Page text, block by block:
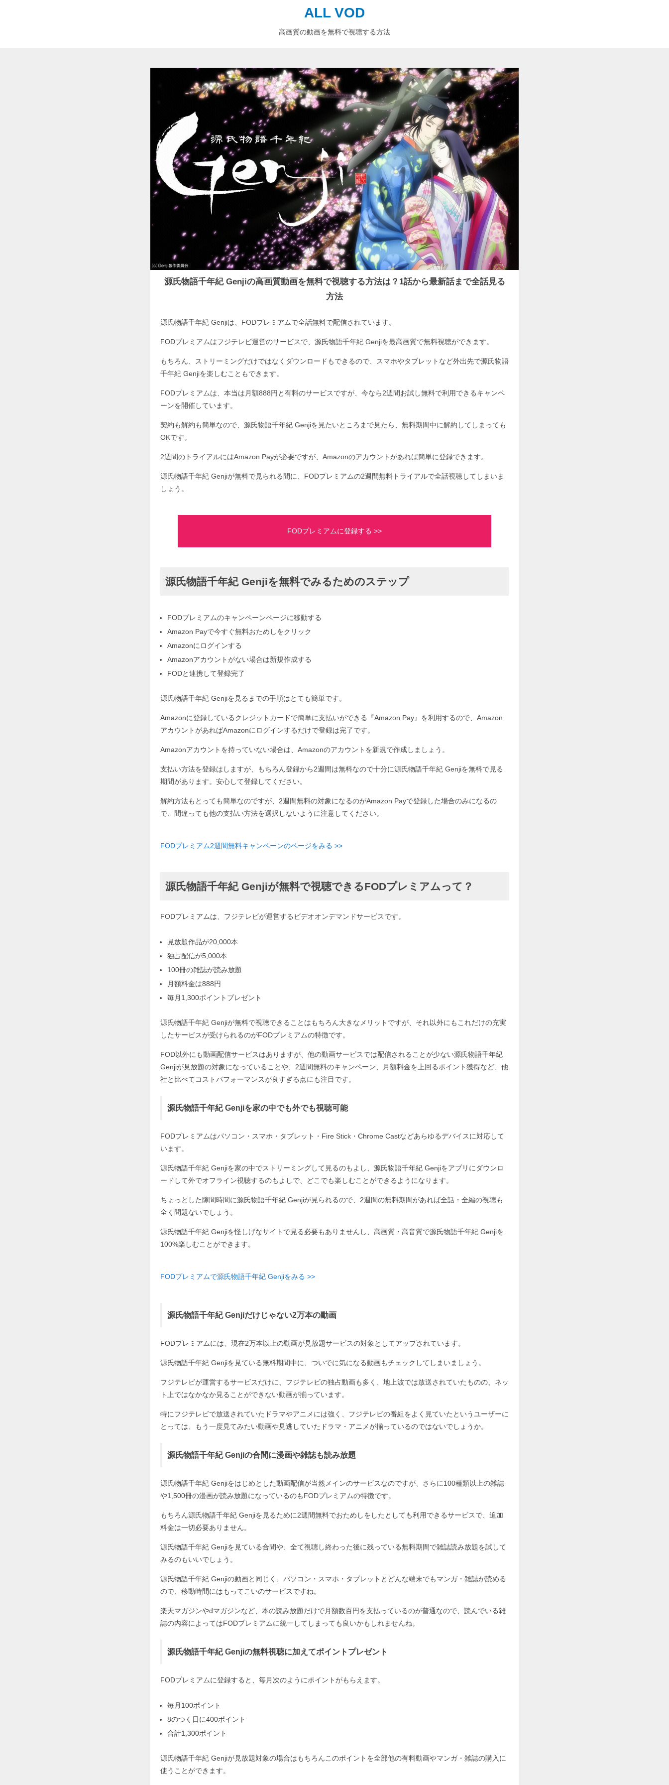
ALL VOD
高画質の動画を無料で視聴する方法
源氏物語千年紀 Genjiの高画質動画を無料で視聴する方法は？1話から最新話まで全話見る
方法
源氏物語千年紀 Genjiは、FODプレミアムで全話無料で配信されています。
FODプレミアムはフジテレビ運営のサービスで、源氏物語千年紀 Genjiを最高画質で無料視聴ができます。
もちろん、ストリーミングだけではなくダウンロードもできるので、スマホやタブレットなど外出先で源氏物語
千年紀 Genjiを楽しむこともできます。
FODプレミアムは、本当は月額888円と有料のサービスですが、今なら2週間お試し無料で利用できるキャンペ
ーンを開催しています。
契約も解約も簡単なので、源氏物語千年紀 Genjiを見たいところまで見たら、無料期間中に解約してしまっても
OKです。
2週間のトライアルにはAmazon Payが必要ですが、Amazonのアカウントがあれば簡単に登録できます。
源氏物語千年紀 Genjiが無料で見られる間に、FODプレミアムの2週間無料トライアルで全話視聴してしまいま
しょう。
FODプレミアムに登録する >>
源氏物語千年紀 Genjiを無料でみるためのステップ
FODプレミアムのキャンペーンページに移動する
Amazon Payで今すぐ無料おためしをクリック
Amazonにログインする
Amazonアカウントがない場合は新規作成する
FODと連携して登録完了
源氏物語千年紀 Genjiを見るまでの手順はとても簡単です。
Amazonに登録しているクレジットカードで簡単に支払いができる『Amazon Pay』を利用するので、Amazon
アカウントがあればAmazonにログインするだけで登録は完了です。
Amazonアカウントを持っていない場合は、Amazonのアカウントを新規で作成しましょう。
支払い方法を登録はしますが、もちろん登録から2週間は無料なので十分に源氏物語千年紀 Genjiを無料で見る
期間があります。安心して登録してください。
解約方法もとっても簡単なのですが、2週間無料の対象になるのがAmazon Payで登録した場合のみになるの
で、間違っても他の支払い方法を選択しないように注意してください。
FODプレミアム2週間無料キャンペーンのページをみる >>
源氏物語千年紀 Genjiが無料で視聴できるFODプレミアムって？
FODプレミアムは、フジテレビが運営するビデオオンデマンドサービスです。
見放題作品が20,000本
独占配信が5,000本
100冊の雑誌が読み放題
月額料金は888円
毎月1,300ポイントプレゼント
源氏物語千年紀 Genjiが無料で視聴できることはもちろん大きなメリットですが、それ以外にもこれだけの充実
したサービスが受けられるのがFODプレミアムの特徴です。
FOD以外にも動画配信サービスはありますが、他の動画サービスでは配信されることが少ない源氏物語千年紀
Genjiが見放題の対象になっていることや、2週間無料のキャンペーン、月額料金を上回るポイント獲得など、他
社と比べてコストパフォーマンスが良すぎる点にも注目です。
源氏物語千年紀 Genjiを家の中でも外でも視聴可能
FODプレミアムはパソコン・スマホ・タブレット・Fire Stick・Chrome Castなどあらゆるデバイスに対応して
います。
源氏物語千年紀 Genjiを家の中でストリーミングして見るのもよし、源氏物語千年紀 Genjiをアプリにダウンロ
ードして外でオフライン視聴するのもよしで、どこでも楽しむことができるようになります。
ちょっとした隙間時間に源氏物語千年紀 Genjiが見られるので、2週間の無料期間があれば全話・全編の視聴も
全く問題ないでしょう。
源氏物語千年紀 Genjiを怪しげなサイトで見る必要もありませんし、高画質・高音質で源氏物語千年紀 Genjiを
100%楽しむことができます。
FODプレミアムで源氏物語千年紀 Genjiをみる >>
源氏物語千年紀 Genjiだけじゃない2万本の動画
FODプレミアムには、現在2万本以上の動画が見放題サービスの対象としてアップされています。
源氏物語千年紀 Genjiを見ている無料期間中に、ついでに気になる動画もチェックしてしまいましょう。
フジテレビが運営するサービスだけに、フジテレビの独占動画も多く、地上波では放送されていたものの、ネッ
ト上ではなかなか見ることができない動画が揃っています。
特にフジテレビで放送されていたドラマやアニメには強く、フジテレビの番組をよく見ていたというユーザーに
とっては、もう一度見てみたい動画や見逃していたドラマ・アニメが揃っているのではないでしょうか。
源氏物語千年紀 Genjiの合間に漫画や雑誌も読み放題
源氏物語千年紀 Genjiをはじめとした動画配信が当然メインのサービスなのですが、さらに100種類以上の雑誌
や1,500冊の漫画が読み放題になっているのもFODプレミアムの特徴です。
もちろん源氏物語千年紀 Genjiを見るために2週間無料でおためしをしたとしても利用できるサービスで、追加
料金は一切必要ありません。
源氏物語千年紀 Genjiを見ている合間や、全て視聴し終わった後に残っている無料期間で雑誌読み放題を試して
みるのもいいでしょう。
源氏物語千年紀 Genjiの動画と同じく、パソコン・スマホ・タブレットとどんな端末でもマンガ・雑誌が読める
ので、移動時間にはもってこいのサービスですね。
楽天マガジンやdマガジンなど、本の読み放題だけで月額数百円を支払っているのが普通なので、読んでいる雑
誌の内容によってはFODプレミアムに統一してしまっても良いかもしれませんね。
源氏物語千年紀 Genjiの無料視聴に加えてポイントプレゼント
FODプレミアムに登録すると、毎月次のようにポイントがもらえます。
毎月100ポイント
8のつく日に400ポイント
合計1,300ポイント
源氏物語千年紀 Genjiが見放題対象の場合はもちろんこのポイントを全部他の有料動画やマンガ・雑誌の購入に
使うことができます。